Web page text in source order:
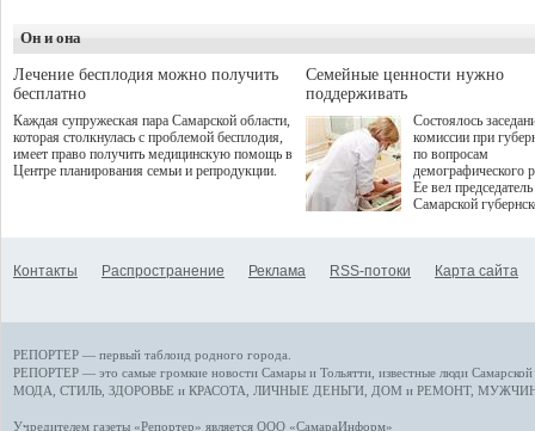
определенными
К ним можно
возникающие при
данными
более динамичного
проникновения
сегмент
отраслевое
рассказала Ольга
ходе сессии
качества жизни" в
ПМЭФ 2025. В
Он и она
Лечение бесплодия можно получить
бесплатно
Каждая супружеская пара Самарской области,
которая столкнулась с проблемой бесплодия,
имеет право получить медицинскую помощь в
Центре планирования семьи и репродукции.
Семейные ценности нужно
поддерживать
Состоялось
комиссии при
по вопросам
демографического
Ее вел председатель
Самарской
Контакты Распространение Реклама RSS-потоки Карта сайта
РЕПОРТЕР — первый таблоид родного города.
РЕПОРТЕР — это самые громкие новости Самары и Тольятти, известные люди
МОДА, СТИЛЬ ЗДОРОВЬЕ и КРАСОТА ЛИЧНЫЕ ДЕНЬГИ ДОМ и РЕМОНТ,
Учредителем газеты «Репортер» является ООО «СамараИнформ»